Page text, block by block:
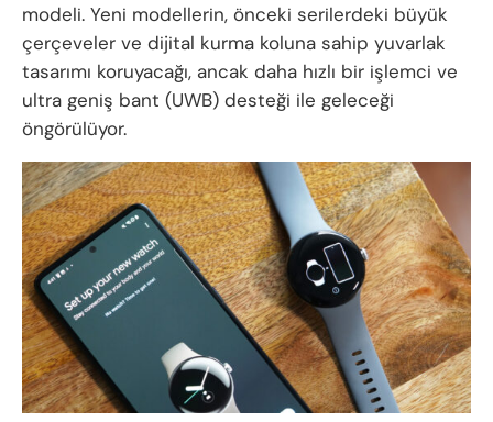
modeli. Yeni modellerin, önceki serilerdeki büyük
çerçeveler ve dijital kurma koluna sahip yuvarlak
tasarımı koruyacağı, ancak daha hızlı bir işlemci ve
ultra geniş bant (UWB) desteği ile geleceği
öngörülüyor.